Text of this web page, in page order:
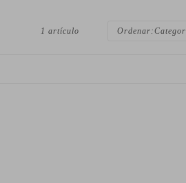
1 artículo